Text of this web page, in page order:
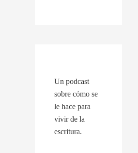
Un podcast
sobre cómo se
le hace para
vivir de la
escritura.